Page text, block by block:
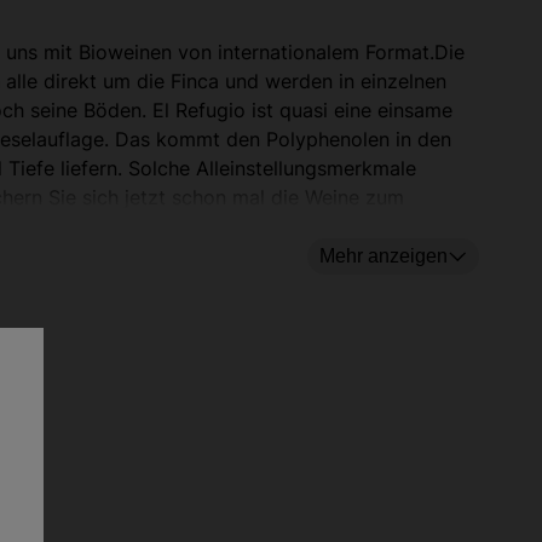
mit Bioweinen von internationalem Format.Die
direkt um die Finca und werden in einzelnen
seine Böden. El Refugio ist quasi eine einsame
Das kommt den Polyphenolen in den
liefern. Solche Alleinstellungsmerkmale
mitreißen. Die zarten Röstnoten aus dem
Mehr anzeigen